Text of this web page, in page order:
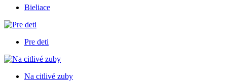
Bieliace
Pre deti
Na citlivé zuby